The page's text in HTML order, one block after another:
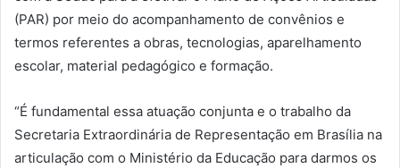
(PAR) por meio do acompanhamento de convênios e
termos referentes a obras, tecnologias, aparelhamento
escolar, material pedagógico e formação.
“É fundamental essa atuação conjunta e o trabalho da
Secretaria Extraordinária de Representação em Brasília na
articulação com o Ministério da Educação para darmos os